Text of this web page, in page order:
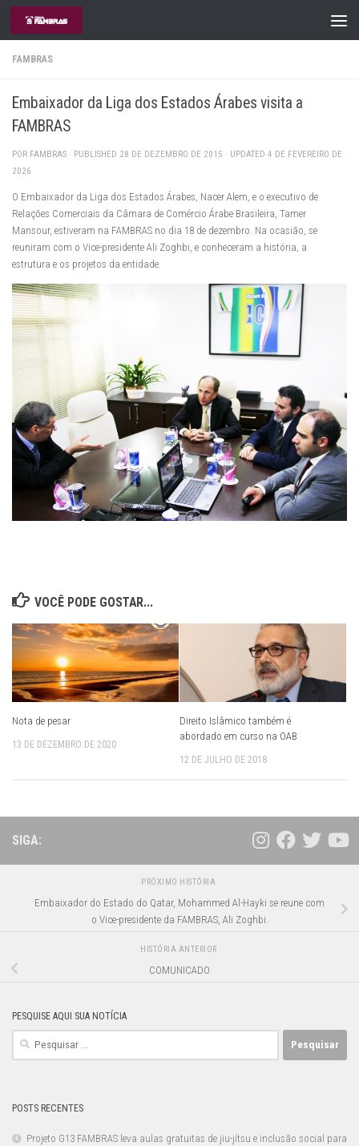
Skip to content
FAMBRAS
Embaixador da Liga dos Estados Árabes visita a
FAMBRAS
POR FAMBRAS · PUBLISHED 28 DE DEZEMBRO DE 2015 · UPDATED 4 DE FEVEREIRO DE
2026
O Embaixador da Liga dos Estados Árabes, Nacer Alem, e o executivo de
Relações Comerciais da Câmara de Comércio Árabe Brasileira, Tamer
Mansour, estiveram na FAMBRAS no dia 18 de dezembro. Na ocasião, se
reuniram com o Vice-presidente Ali Zoghbi, e conheceram a história, a
estrutura e os projetos da entidade.
VOCÊ PODE GOSTAR...
Nota de pesar
13 DE DEZEMBRO DE 2020
Direito Islâmico também é
abordado em curso na OAB
12 DE JULHO DE 2018
SIGA:
PRÓXIMO HISTÓRIA
Embaixador do Estado do Qatar, Mohammed Al-Hayki se reune com
o Vice-presidente da FAMBRAS, Ali Zoghbi.
HISTÓRIA ANTERIOR
COMUNICADO
PESQUISE AQUI SUA NOTÍCIA
Pesquisar
POSTS RECENTES
Projeto G13 FAMBRAS leva aulas gratuitas de jiu-jítsu e inclusão social para